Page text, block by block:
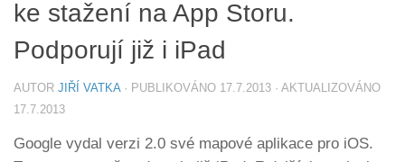
ke stažení na App Storu.
Podporují již i iPad
AUTOR JIŘÍ VATKA · PUBLIKOVÁNO 17.7.2013 · AKTUALIZOVÁNO
17.7.2013
Google vydal verzi 2.0 své mapové aplikace pro iOS.